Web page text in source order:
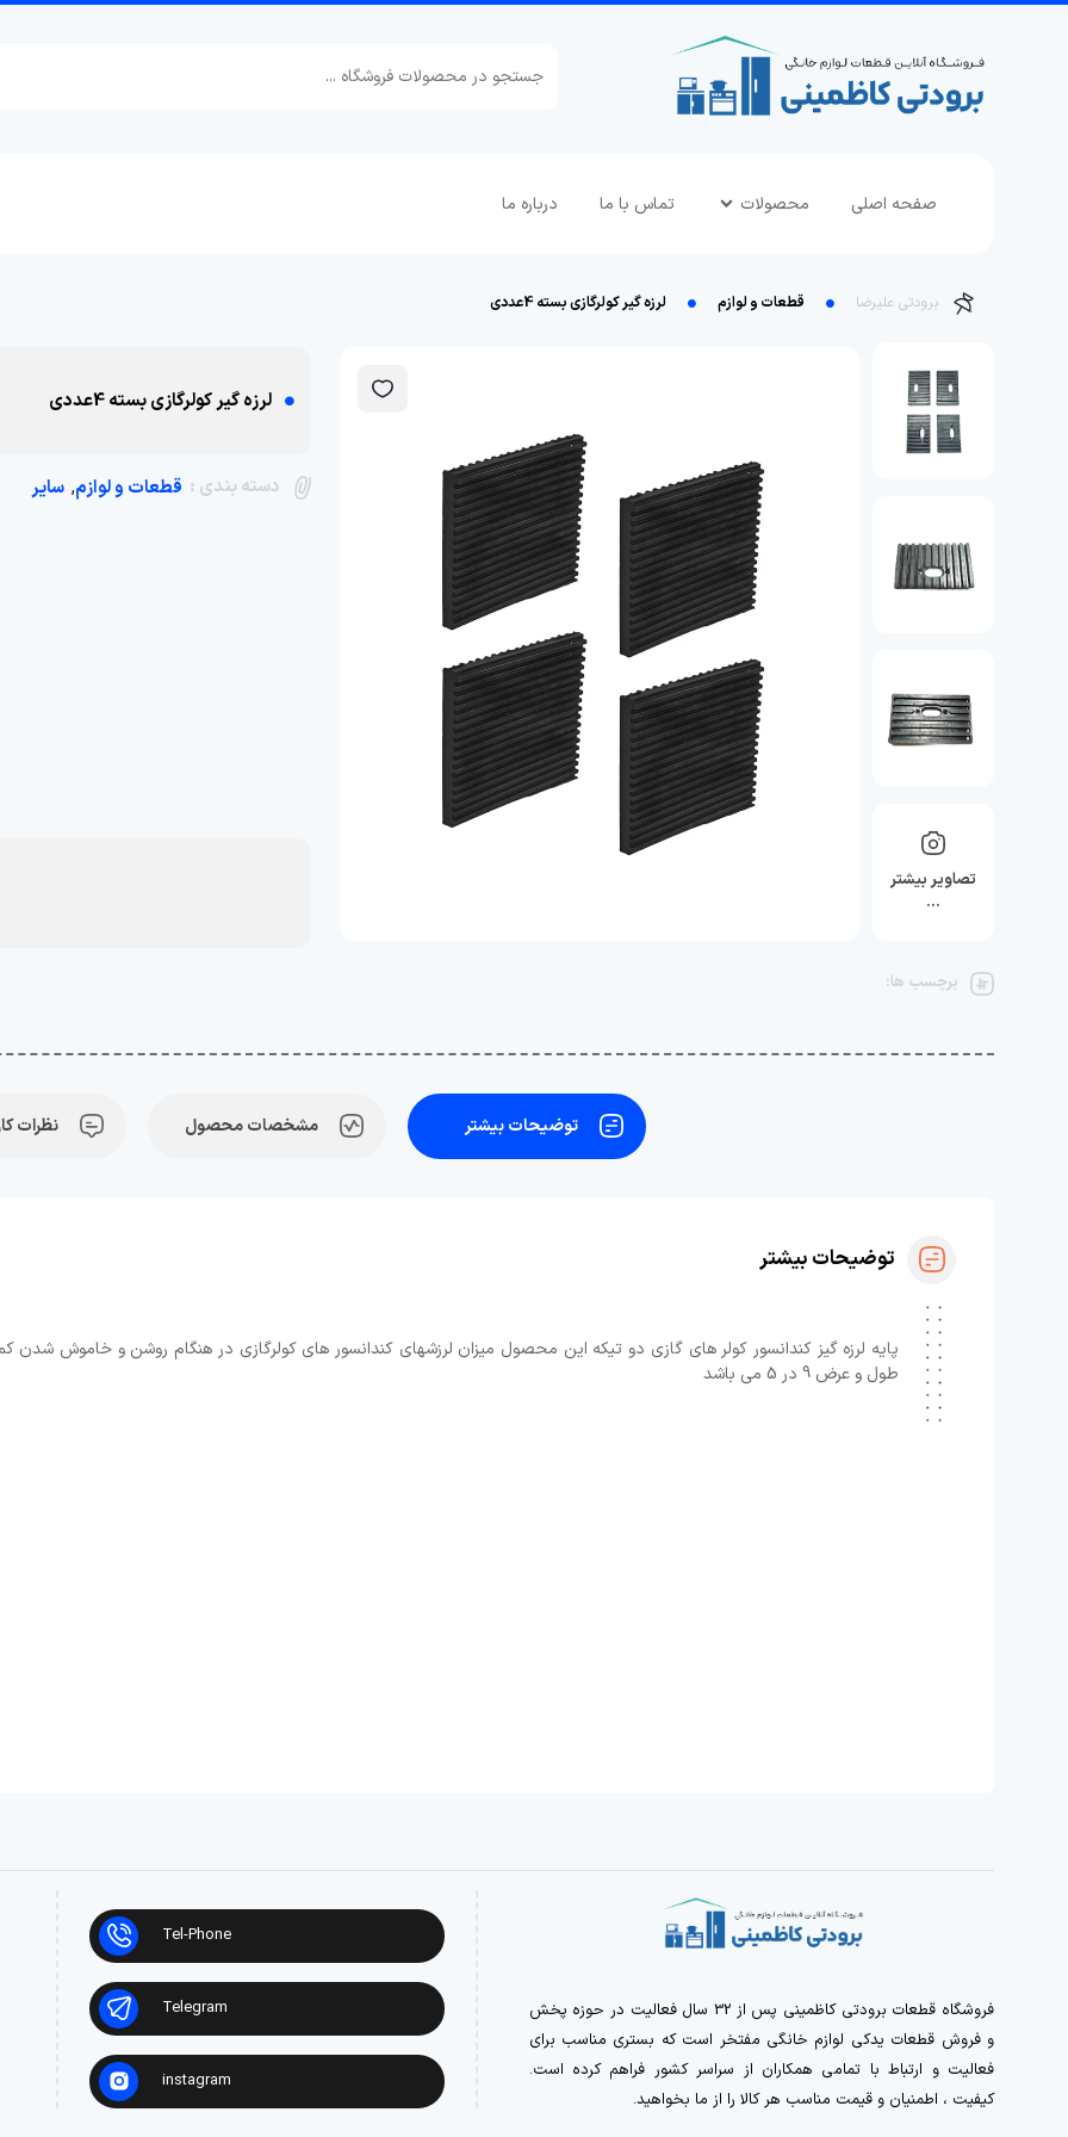
صفحه اصلی محصولات تماس با ما درباره ما
برودتی علیرضا قطعات و لوازم لرزه گیر کولرگازی بسته 4عددی
تصاویر بیشتر
…
لرزه گیر کولرگازی بسته 4عددی
دسته بندی : قطعات و لوازم, سایر
برچسب ها:
توضیحات بیشتر مشخصات محصول نظرات
توضیحات بیشتر
طول و عرض 9 در 5 می باشد
فروشگاه قطعات برودتی کاظمینی پس از 32 سال فعالیت در حوزه پخش
و فروش قطعات یدکی لوازم خانگی مفتخر است که بستری مناسب برای
فعالیت و ارتباط با تمامی همکاران از سراسر کشور فراهم کرده است.
کیفیت ، اطمنیان و قیمت مناسب هر کالا را از ما بخواهید.
Tel-Phone
Telegram
instagram